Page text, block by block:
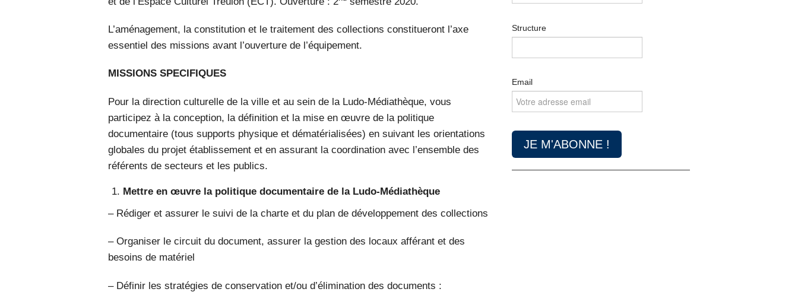
L’aménagement, la constitution et le traitement des collections constitueront l’axe
essentiel des missions avant l’ouverture de l’équipement.
MISSIONS SPECIFIQUES
Pour la direction culturelle de la ville et au sein de la Ludo-Médiathèque, vous
participez à la conception, la définition et la mise en œuvre de la politique
documentaire (tous supports physique et dématérialisées) en suivant les orientations
globales du projet établissement et en assurant la coordination avec l’ensemble des
référents de secteurs et les publics.
Mettre en œuvre la politique documentaire de la Ludo-Médiathèque
– Rédiger et assurer le suivi de la charte et du plan de développement des collections
– Organiser le circuit du document, assurer la gestion des locaux afférant et des
besoins de matériel
– Définir les stratégies de conservation et/ou d’élimination des documents :
Structure
Email